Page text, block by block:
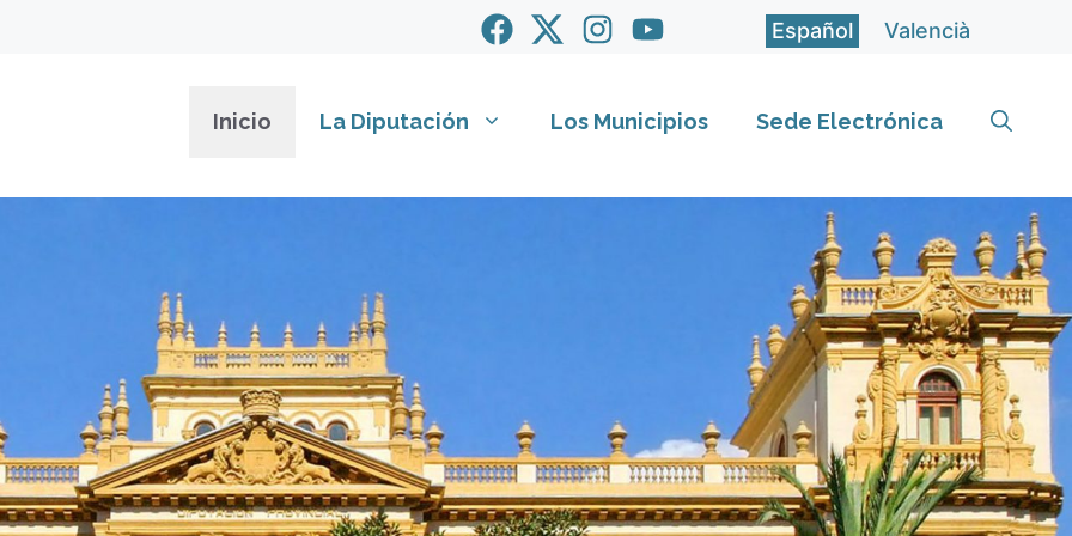
Español Valencià
Inicio La Diputación Los Municipios Sede Electrónica